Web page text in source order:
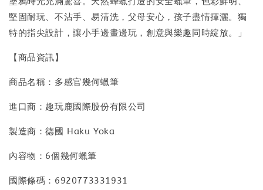
堅固耐玩、不沾手、易清洗，父母安心，孩子盡情揮灑。獨
特的指尖設計，讓小手邊畫邊玩，創意與樂趣同時綻放。」
【商品資訊】
商品名稱：多感官幾何蠟筆
進口商：趣玩鹿國際股份有限公司
製造商：德國 Haku Yoka
內容物：6個幾何蠟筆
國際條碼：6920773331931